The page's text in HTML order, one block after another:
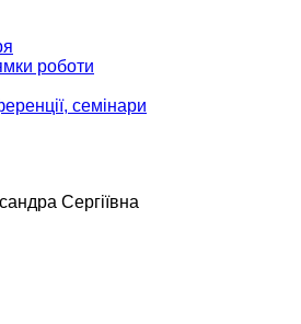
роботи
семінари
Сергіївна